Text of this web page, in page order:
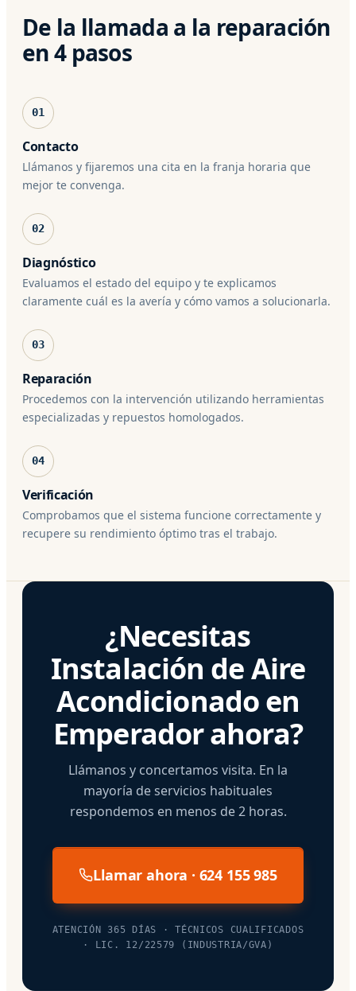
De la llamada a la reparación
en 4 pasos
01
Contacto
Llámanos y fijaremos una cita en la franja horaria que
mejor te convenga.
02
Diagnóstico
Evaluamos el estado del equipo y te explicamos
claramente cuál es la avería y cómo vamos a solucionarla.
03
Reparación
Procedemos con la intervención utilizando herramientas
especializadas y repuestos homologados.
04
Verificación
Comprobamos que el sistema funcione correctamente y
recupere su rendimiento óptimo tras el trabajo.
¿Necesitas
Instalación de Aire
Acondicionado en
Emperador ahora?
Llámanos y concertamos visita. En la
mayoría de servicios habituales
respondemos en menos de 2 horas.
Llamar ahora · 624 155 985
ATENCIÓN 365 DÍAS · TÉCNICOS CUALIFICADOS
· LIC. 12/22579 (INDUSTRIA/GVA)